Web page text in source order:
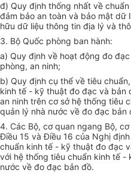
đ) Quy định thống nhất về
đảm bảo an toàn và bảo mật dữ
hữu dữ liệu thông tin địa lý và
3. Bộ Quốc phòng ban hành:
a) Quy định về hoạt động đo
phòng, an ninh;
b) Quy định cụ thể về tiêu
kinh tế - kỹ thuật đo đạc và bản
an ninh trên cơ sở hệ thống tiêu
quản lý nhà nước về đo đạc bản
4. Các Bộ, cơ quan ngang Bộ,
Điều 15 và Điều 16 của Nghị
chuẩn kinh tế - kỹ thuật đo đạc
với hệ thống tiêu chuẩn kinh tế -
nước về đo đạc bản đồ.